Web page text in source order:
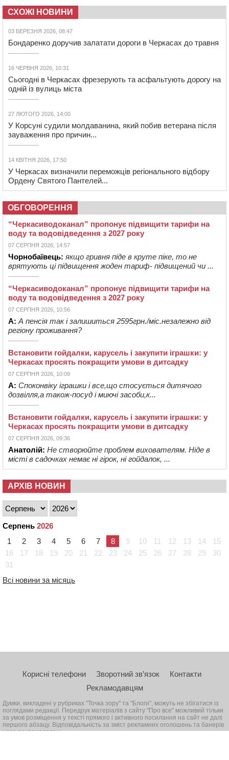
СХОЖІ НОВИНИ
03 БЕРЕЗНЯ 2026, 08:47
Бондаренко доручив залатати дороги в Черкасах до травня
16 ЧЕРВНЯ 2026, 10:31
Сьогодні в Черкасах фрезерують та асфальтують дорогу на
одній із вулиць міста
27 ЛЮТОГО 2026, 14:00
У Корсуні судили молдаванина, який побив ветерана після
зауваження про причин...
14 КВІТНЯ 2026, 17:50
У Черкасах визначили переможців регіонального відбору
Ордену Святого Пантелей...
ОБГОВОРЕННЯ
“Черкасиводоканал” пропонує підвищити тарифи на
воду та водовідведення з 2027 року
07 СЕРПНЯ 2026, 14:57
Чорнобаївець: якщо гривня піде в круте піке, то не
врятують ці підвищення жоден тариф- підвищений чи ...
“Черкасиводоканал” пропонує підвищити тарифи на
воду та водовідведення з 2027 року
07 СЕРПНЯ 2026, 10:56
А: А пенсія так і залишиться 2595грн./міс.незалежно від
регіону проживання?
Встановити гойдалки, карусель і закупити іграшки: у
Черкасах просять покращити умови в дитсадку
07 СЕРПНЯ 2026, 10:09
А: Споконвіку іграшки і все,що стосується дитячого
дозвілля,а також-посуд і миючі засоби,к...
Встановити гойдалки, карусель і закупити іграшки: у
Черкасах просять покращити умови в дитсадку
07 СЕРПНЯ 2026, 09:36
Анатолій: Не створюйте проблем вихователям. Ніде в
місті в садочках немає ні гірок, ні гойдалок, ...
АРХІВ НОВИН
Серпень 2026
1
2 3 4 5 6 7 8 9 10 11 12 13 14
15
16
17 18 19 20 21 22 23 24 25 26 27 28 29
30
31
Всі новини за місяць
Корисні телефони Зворотний зв’язок
Контакти
Рекламодавцям
Думки, викладені у рубриках "Точка зору" та "Блоги", можуть не збігатися із
поглядами редакції. Передрук матеріалів з сайту "Про все" можливий тільки
за умов розміщення у тексті прямого і активного посилання на сайт не далі
першого абзацу. Відповідальність за зміст рекламних оголошень та банерів
несе рекламодавець